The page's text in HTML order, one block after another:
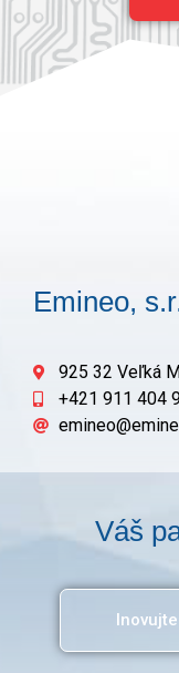
Emineo,
925 32 Veľká
+421 911 404
Váš